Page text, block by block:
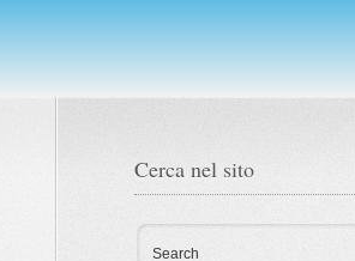
Cerca nel sito
Search